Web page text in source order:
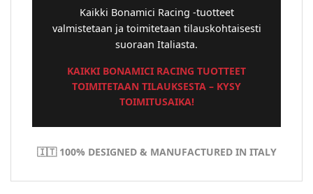
Kaikki Bonamici Racing -tuotteet
valmistetaan ja toimitetaan tilauskohtaisesti
suoraan Italiasta.
KAIKKI BONAMICI RACING TUOTTEET
TOIMITETAAN TILAUKSESTA – KYSY
TOIMITUSAIKA!
🇮🇹 100% DESIGNED & MANUFACTURED IN ITALY